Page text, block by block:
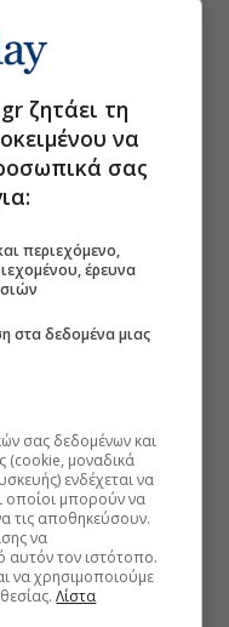
ζητάει τη
να
σας
περιεχόμενο,
έρευνα
στα δεδομένα μιας
σας δεδομένων και
(cookie, μοναδικά
ενδέχεται να
οποίοι μπορούν να
τις αποθηκεύσουν.
να
αυτόν τον ιστότοπο.
να χρησιμοποιούμε
Λίστα